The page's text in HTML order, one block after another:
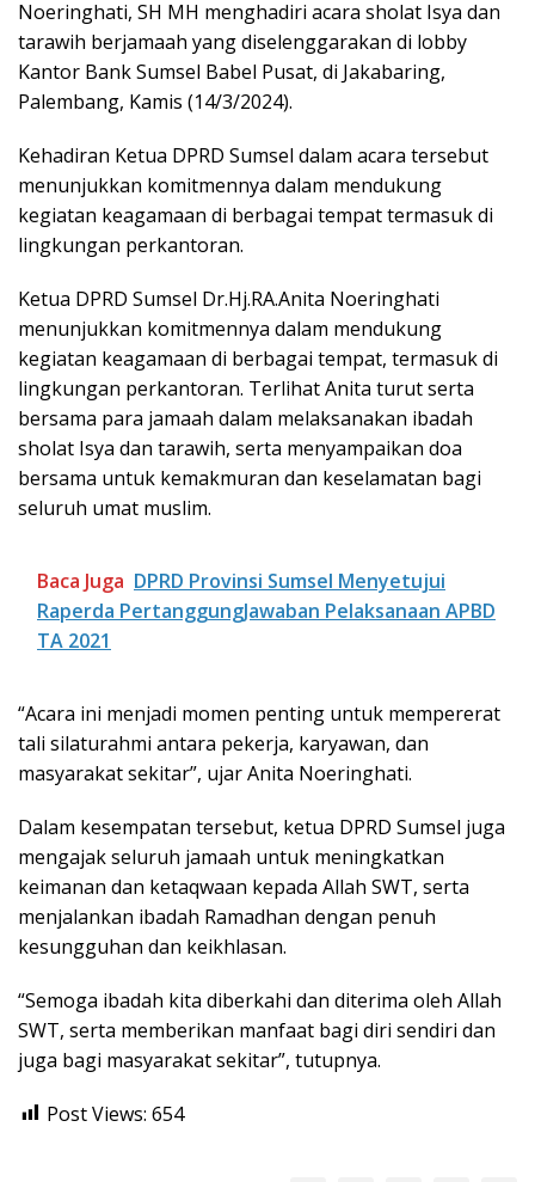
Noeringhati, SH MH menghadiri acara sholat Isya dan
tarawih berjamaah yang diselenggarakan di lobby
Kantor Bank Sumsel Babel Pusat, di Jakabaring,
Palembang, Kamis (14/3/2024).
Kehadiran Ketua DPRD Sumsel dalam acara tersebut
menunjukkan komitmennya dalam mendukung
kegiatan keagamaan di berbagai tempat termasuk di
lingkungan perkantoran.
Ketua DPRD Sumsel Dr.Hj.RA.Anita Noeringhati
menunjukkan komitmennya dalam mendukung
kegiatan keagamaan di berbagai tempat, termasuk di
lingkungan perkantoran. Terlihat Anita turut serta
bersama para jamaah dalam melaksanakan ibadah
sholat Isya dan tarawih, serta menyampaikan doa
bersama untuk kemakmuran dan keselamatan bagi
seluruh umat muslim.
Baca Juga DPRD Provinsi Sumsel Menyetujui
Raperda PertanggungJawaban Pelaksanaan APBD
TA 2021
“Acara ini menjadi momen penting untuk mempererat
tali silaturahmi antara pekerja, karyawan, dan
masyarakat sekitar”, ujar Anita Noeringhati.
Dalam kesempatan tersebut, ketua DPRD Sumsel juga
mengajak seluruh jamaah untuk meningkatkan
keimanan dan ketaqwaan kepada Allah SWT, serta
menjalankan ibadah Ramadhan dengan penuh
kesungguhan dan keikhlasan.
“Semoga ibadah kita diberkahi dan diterima oleh Allah
SWT, serta memberikan manfaat bagi diri sendiri dan
juga bagi masyarakat sekitar”, tutupnya.
Post Views: 654